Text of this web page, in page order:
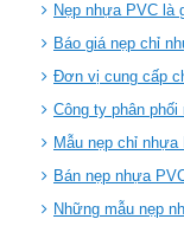
Nẹp nhựa PVC là gì? Nơi
Báo giá nẹp chỉ nhựa
Đơn vị cung cấp
Công ty phân phối
Mẫu nẹp chỉ
Bán nẹp nhựa
Những mẫu nẹp